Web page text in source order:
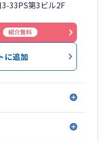
ットワークの軽さを
お客様とお会いする
築し、弁護士・税理
、各分野の専門家と
りごとやお悩み事が
相談ください。
33PS第3ビル2F
紹介無料
に追加